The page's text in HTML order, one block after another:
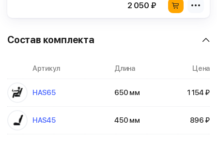
2 050 ₽
Состав комплекта
Артикул Длина Цена
HAS65 650 мм 1 154 ₽
HAS45 450 мм 896 ₽